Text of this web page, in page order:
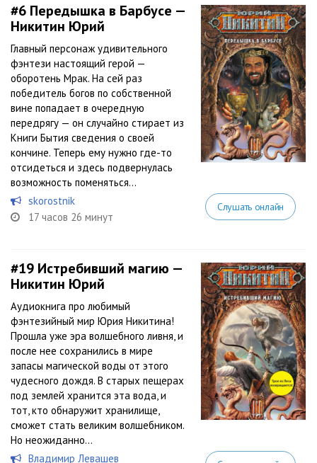
#6 Передышка в Барбусе —
Никитин Юрий
Главный персонаж удивительного
фэнтези настоящий герой —
оборотень Мрак. На сей раз
победитель богов по собственной
вине попадает в очередную
передрягу — он случайно стирает из
Книги Бытия сведения о своей
кончине. Теперь ему нужно где-то
отсидеться и здесь подвернулась
возможность поменяться...
skorostnik
17 часов 26 минут
Слушать онлайн
#19 Истребивший магию —
Никитин Юрий
Аудиокнига про любимый
фэнтезийный мир Юрия Никитина!
Прошла уже эра волшебного ливня, и
после нее сохранились в мире
запасы магической воды от этого
чудесного дождя. В старых пещерах
под землей хранится эта вода, и
тот, кто обнаружит хранилище,
сможет стать великим волшебником.
Но неожиданно...
Владимир Левашев